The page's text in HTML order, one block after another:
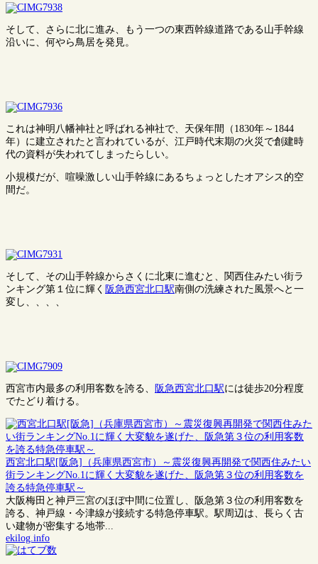
そして、さらに北に進み、もう一つの東西幹線道路である山手幹線
沿いに、何やら鳥居を発見。
これは神明八幡神社と呼ばれる神社で、天保年間（1830年～1844
年）に建立されたと言われているが、江戸時代末期の火災で創建時
代の資料が失われてしまったらしい。
小規模だが、喧噪激しい山手幹線にあるちょっとしたオアシス的空
間だ。
そして、その山手幹線からさくに北東に進むと、関西住みたい街ラ
ンキング第１位に輝く 阪急西宮北口駅南側の洗練された風景へと一
変し、、、、
西宮市内最多の利用客数を誇る、 阪急西宮北口駅には徒歩20分程度
でたどり着ける。
西宮北口駅[阪急]（兵庫県西宮市）～震災復興再開発で関西住みたい
街ランキングNo.1に輝く大変貌を遂げた、阪急第３位の利用客数を
誇る特急停車駅～
大阪梅田と神戸三宮のほぼ中間に位置し、阪急第３位の利用客数を
誇る、神戸線・今津線が接続する特急停車駅。駅周辺は、長らく古
い建物が密集する地帯...
ekilog.info